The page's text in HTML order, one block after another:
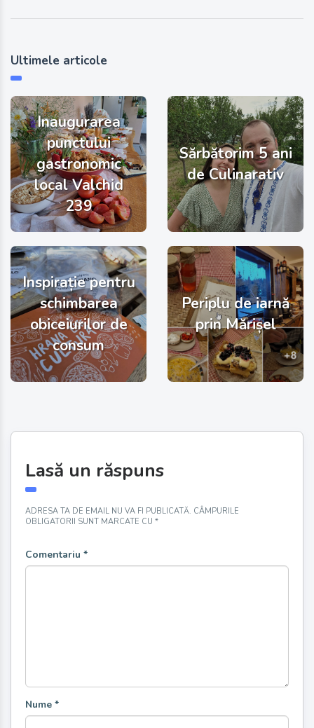
Ultimele articole
Inaugurarea
punctului
gastronomic
local Valchid
239
Sărbătorim 5 ani
de Culinarativ
Inspirație pentru
schimbarea
obiceiurilor de
consum
Periplu de iarnă
prin Mărișel
Lasă un răspuns
ADRESA TA DE EMAIL NU VA FI PUBLICATĂ. CÂMPURILE
OBLIGATORII SUNT MARCATE CU *
Comentariu *
Nume *